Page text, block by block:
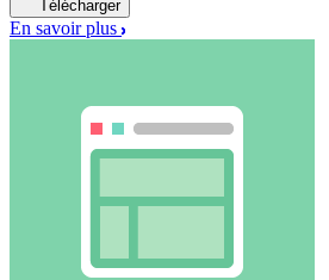
Télécharger
En savoir plus